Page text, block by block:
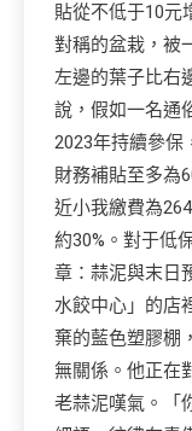
貼從不低于10元
對稱的盆栽，被
左邊的葉子比右
說，假如一名通
2023年持續參保
財務補貼至多為
近小我繳費為
約30%。對于低
章：蒜泥與末日
水餃中心」的店
棄的藍色塑膠棚
無關係。他正在
老蒜泥嘆氣。「